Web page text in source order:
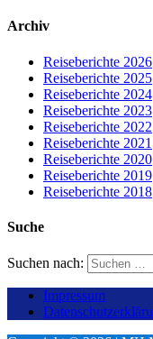
Archiv
Reiseberichte 2026
Reiseberichte 2025
Reiseberichte 2024
Reiseberichte 2023
Reiseberichte 2022
Reiseberichte 2021
Reiseberichte 2020
Reiseberichte 2019
Reiseberichte 2018
Suche
Suchen nach:
Impressum